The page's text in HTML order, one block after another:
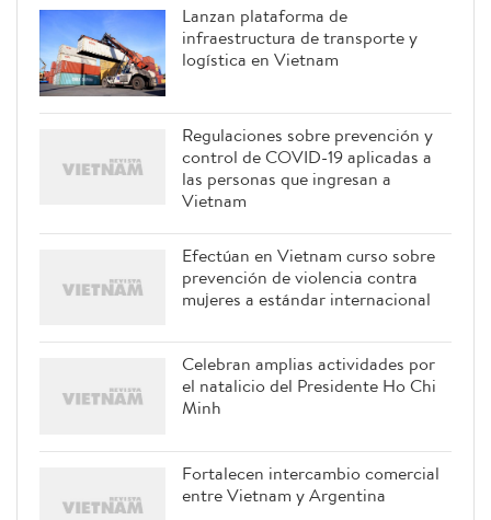
Lanzan plataforma de
infraestructura de transporte y
logística en Vietnam
Regulaciones sobre prevención y
control de COVID-19 aplicadas a
las personas que ingresan a
Vietnam
Efectúan en Vietnam curso sobre
prevención de violencia contra
mujeres a estándar internacional
Celebran amplias actividades por
el natalicio del Presidente Ho Chi
Minh
Fortalecen intercambio comercial
entre Vietnam y Argentina